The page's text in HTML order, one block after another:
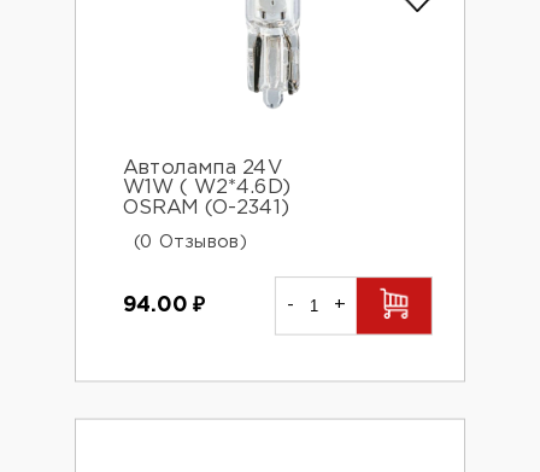
Автолампа 24V
W1W ( W2*4.6D)
OSRAM (O-2341)
(0 Отзывов)
94.00 ₽ - +